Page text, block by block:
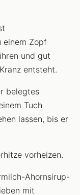
einem Zopf
und gut
entsteht.
belegtes
Tuch
lassen, bis er
vorheizen.
Ahornsirup-
mit